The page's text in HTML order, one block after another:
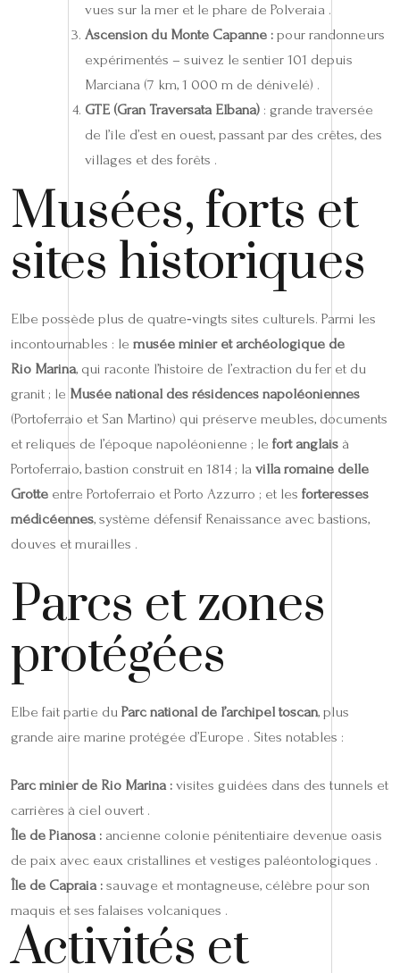
vues sur la mer et le phare de Polveraia .
Ascension du Monte Capanne : pour randonneurs
expérimentés – suivez le sentier 101 depuis
Marciana (7 km, 1 000 m de dénivelé) .
GTE (Gran Traversata Elbana) : grande traversée
de l’île d’est en ouest, passant par des crêtes, des
villages et des forêts .
Musées, forts et
sites historiques
Elbe possède plus de quatre‑vingts sites culturels. Parmi les
incontournables : le musée minier et archéologique de
Rio Marina, qui raconte l’histoire de l’extraction du fer et du
granit ; le Musée national des résidences napoléoniennes
(Portoferraio et San Martino) qui préserve meubles, documents
et reliques de l’époque napoléonienne ; le fort anglais à
Portoferraio, bastion construit en 1814 ; la villa romaine delle
Grotte entre Portoferraio et Porto Azzurro ; et les forteresses
médicéennes, système défensif Renaissance avec bastions,
douves et murailles .
Parcs et zones
protégées
Elbe fait partie du Parc national de l’archipel toscan, plus
grande aire marine protégée d’Europe . Sites notables :
Parc minier de Rio Marina : visites guidées dans des tunnels et
carrières à ciel ouvert .
Île de Pianosa : ancienne colonie pénitentiaire devenue oasis
de paix avec eaux cristallines et vestiges paléontologiques .
Île de Capraia : sauvage et montagneuse, célèbre pour son
maquis et ses falaises volcaniques .
Activités et